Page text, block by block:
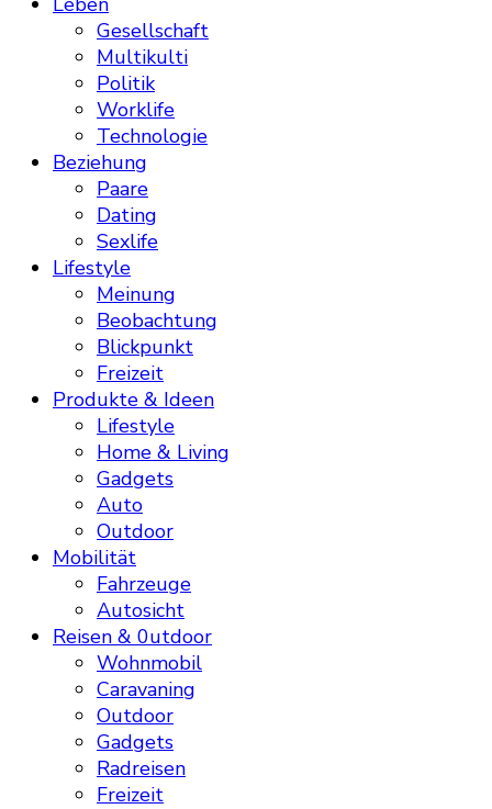
Gesellschaft
Multikulti
Politik
Worklife
Technologie
Beziehung
Paare
Dating
Sexlife
Lifestyle
Meinung
Beobachtung
Blickpunkt
Freizeit
Produkte & Ideen
Lifestyle
Home & Living
Gadgets
Auto
Outdoor
Mobilität
Fahrzeuge
Autosicht
Reisen & 0utdoor
Wohnmobil
Caravaning
Outdoor
Gadgets
Radreisen
Freizeit